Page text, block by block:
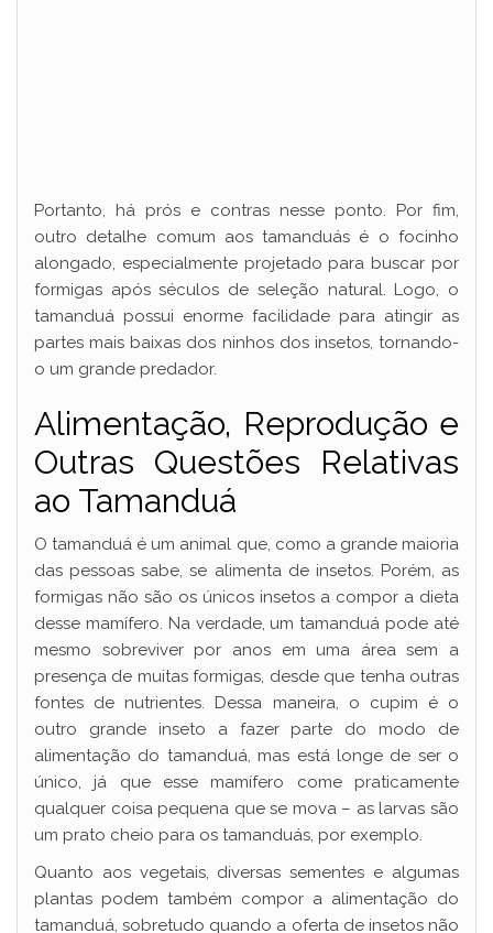
Portanto, há prós e contras nesse ponto. Por fim,
outro detalhe comum aos tamanduás é o focinho
alongado, especialmente projetado para buscar por
formigas após séculos de seleção natural. Logo, o
tamanduá possui enorme facilidade para atingir as
partes mais baixas dos ninhos dos insetos, tornando-
o um grande predador.
Alimentação, Reprodução e
Outras Questões Relativas
ao Tamanduá
O tamanduá é um animal que, como a grande maioria
das pessoas sabe, se alimenta de insetos. Porém, as
formigas não são os únicos insetos a compor a dieta
desse mamífero. Na verdade, um tamanduá pode até
mesmo sobreviver por anos em uma área sem a
presença de muitas formigas, desde que tenha outras
fontes de nutrientes. Dessa maneira, o cupim é o
outro grande inseto a fazer parte do modo de
alimentação do tamanduá, mas está longe de ser o
único, já que esse mamífero come praticamente
qualquer coisa pequena que se mova – as larvas são
um prato cheio para os tamanduás, por exemplo.
Quanto aos vegetais, diversas sementes e algumas
plantas podem também compor a alimentação do
tamanduá, sobretudo quando a oferta de insetos não